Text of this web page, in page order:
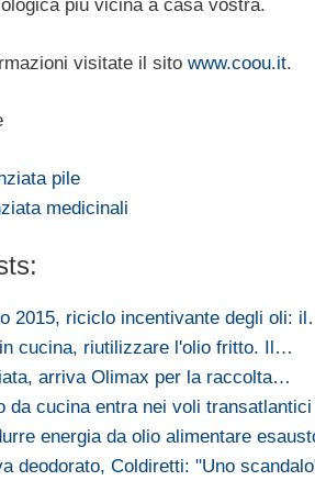
più vicina a casa vostra.
visitate il sito www.coou.it.
pile
medicinali
2015, riciclo incentivante degli oli:
cucina, riutilizzare l'olio fritto. Il…
arriva Olimax per la raccolta…
da cucina entra nei voli transatlantici
energia da olio alimentare
deodorato, Coldiretti: "Uno